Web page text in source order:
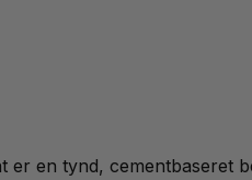
en tynd, cementbaseret